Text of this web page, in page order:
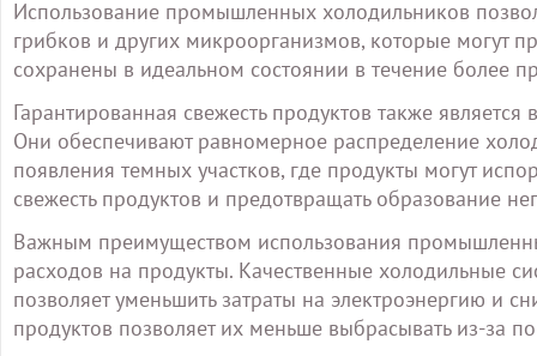
Использование промышленных холодильников
грибков и других микроорганизмов, которые могут
сохранены в идеальном состоянии в течение более
Гарантированная свежесть продуктов также
Они обеспечивают равномерное распределение
появления темных участков, где продукты могут
свежесть продуктов и предотвращать образование
Важным преимуществом использования
расходов на продукты. Качественные холодильные
позволяет уменьшить затраты на электроэнергию и
продуктов позволяет их меньше выбрасывать из-за